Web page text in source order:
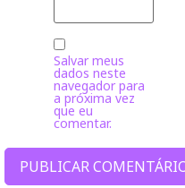
Salvar meus
dados neste
navegador para
a próxima vez
que eu
comentar.